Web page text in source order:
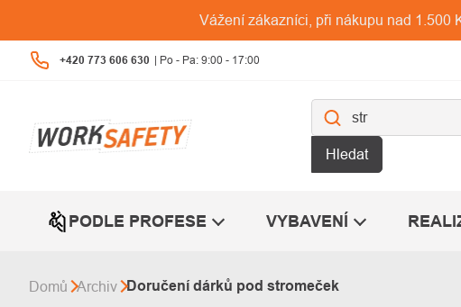
obsah
Vážení zákazníci, při nákupu nad 1.500
+420 773 606 630
Hledat
PODLE PROFESE VYBAVENÍ
Domů Archiv Doručení dárků pod stromeček